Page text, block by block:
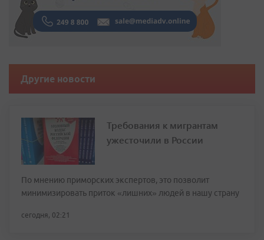
Другие новости
Требования к мигрантам
ужесточили в России
По мнению приморских экспертов, это позволит
минимизировать приток «лишних» людей в нашу страну
сегодня, 02:21